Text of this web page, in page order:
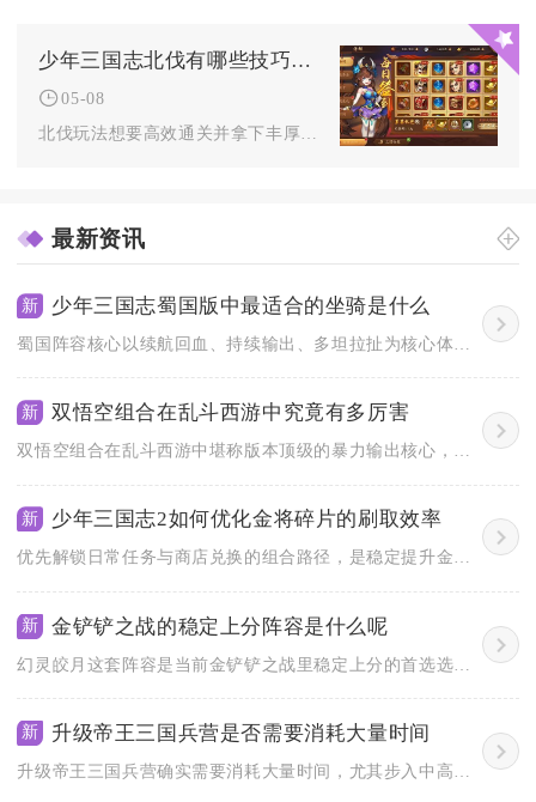
少年三国志北伐有哪些技巧需要掌握
05-08
北伐玩法想要高效通关并拿下丰厚奖励，核心技巧在于阵容搭配的精...
最新资讯
新 少年三国志蜀国版中最适合的坐骑是什么
新 双悟空组合在乱斗西游中究竟有多厉害
双悟空组合在乱斗西游中堪称版本顶级的暴力输出核心，其强度主要...
新 少年三国志2如何优化金将碎片的刷取效率
优先解锁日常任务与商店兑换的组合路径，是稳定提升金将碎片刷取...
新 金铲铲之战的稳定上分阵容是什么呢
新 升级帝王三国兵营是否需要消耗大量时间